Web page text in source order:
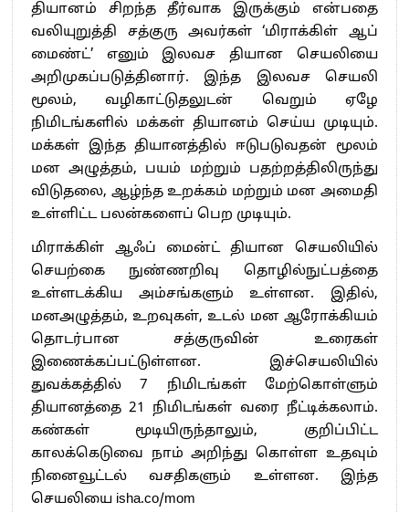
தியானம் சிறந்த தீர்வாக இருக்கும் என்பதை
வலியுறுத்தி சத்குரு அவர்கள் ‘மிராக்கிள் ஆப்
மைண்ட்’ எனும் இலவச தியான செயலியை
அறிமுகப்படுத்தினார். இந்த இலவச செயலி
மூலம், வழிகாட்டுதலுடன் வெறும் ஏழே
நிமிடங்களில் மக்கள் தியானம் செய்ய முடியும்.
மக்கள் இந்த தியானத்தில் ஈடுபடுவதன் மூலம்
மன அழுத்தம், பயம் மற்றும் பதற்றத்திலிருந்து
விடுதலை, ஆழ்ந்த உறக்கம் மற்றும் மன அமைதி
உள்ளிட்ட பலன்களைப் பெற முடியும்.
மிராக்கிள் ஆஃப் மைன்ட் தியான செயலியில்
செயற்கை நுண்ணறிவு தொழில்நுட்பத்தை
உள்ளடக்கிய அம்சங்களும் உள்ளன. இதில்,
மனஅழுத்தம், உறவுகள், உடல் மன ஆரோக்கியம்
தொடர்பான சத்குருவின் உரைகள்
இணைக்கப்பட்டுள்ளன. இச்செயலியில்
துவக்கத்தில் 7 நிமிடங்கள் மேற்கொள்ளும்
தியானத்தை 21 நிமிடங்கள் வரை நீட்டிக்கலாம்.
கண்கள் மூடியிருந்தாலும், குறிப்பிட்ட
காலக்கெடுவை நாம் அறிந்து கொள்ள உதவும்
நினைவூட்டல் வசதிகளும் உள்ளன. இந்த
செயலியை isha.co/mom